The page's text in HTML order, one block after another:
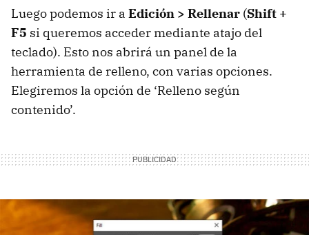
Luego podemos ir a Edición > Rellenar (Shift +
F5 si queremos acceder mediante atajo del
teclado). Esto nos abrirá un panel de la
herramienta de relleno, con varias opciones.
Elegiremos la opción de ‘Relleno según
contenido’.